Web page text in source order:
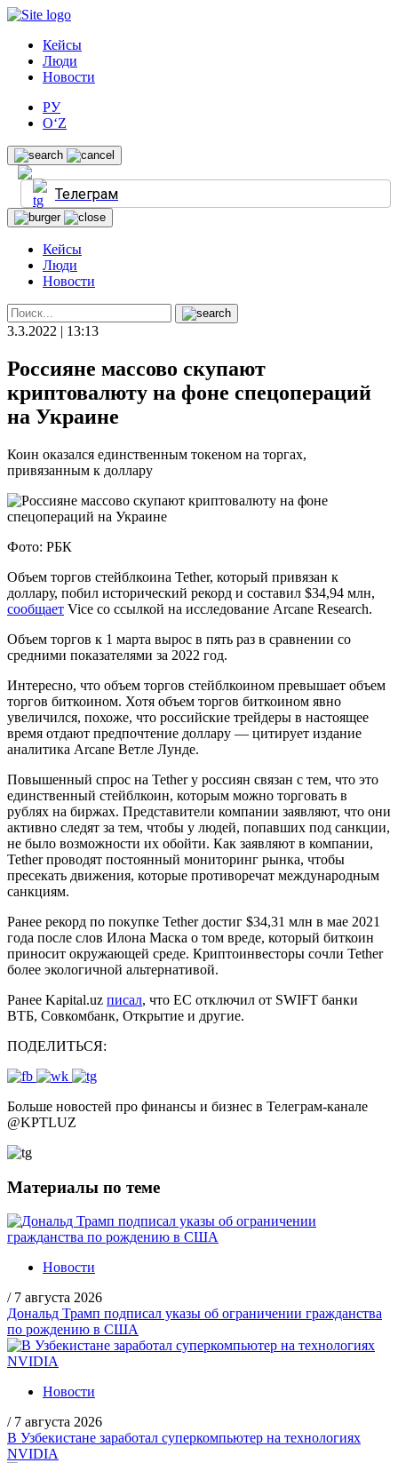
Кейсы
Люди
Новости
РУ
O‘Z
Телеграм
Кейсы
Люди
Новости
3.3.2022 | 13:13
Россияне массово скупают
криптовалюту на фоне спецопераций
на Украине
Коин оказался единственным токеном на торгах,
привязанным к доллару
Фото: РБК
Объем торгов стейблкоина Tether, который привязан к
доллару, побил исторический рекорд и составил $34,94 млн,
сообщает Vice со ссылкой на исследование Arcane Research.
Объем торгов к 1 марта вырос в пять раз в сравнении со
средними показателями за 2022 год.
Интересно, что объем торгов стейблкоином превышает объем
торгов биткоином. Хотя объем торгов биткоином явно
увеличился, похоже, что российские трейдеры в настоящее
время отдают предпочтение доллару — цитирует издание
аналитика Arcane Ветле Лунде.
Повышенный спрос на Tether у россиян связан с тем, что это
единственный стейблкоин, которым можно торговать в
рублях на биржах. Представители компании заявляют, что они
активно следят за тем, чтобы у людей, попавших под санкции,
не было возможности их обойти. Как заявляют в компании,
Tether проводят постоянный мониторинг рынка, чтобы
пресекать движения, которые противоречат международным
санкциям.
Ранее рекорд по покупке Tether достиг $34,31 млн в мае 2021
года после слов Илона Маска о том вреде, который биткоин
приносит окружающей среде. Криптоинвесторы сочли Tether
более экологичной альтернативой.
Ранее Kapital.uz писал, что ЕС отключил от SWIFT банки
ВТБ, Совкомбанк, Открытие и другие.
ПОДЕЛИТЬСЯ:
Больше новостей про финансы и бизнес в Телеграм-канале
@KPTLUZ
Материалы по теме
Новости
/ 7 августа 2026
Дональд Трамп подписал указы об ограничении гражданства
по рождению в США
Новости
/ 7 августа 2026
В Узбекистане заработал суперкомпьютер на технологиях
NVIDIA